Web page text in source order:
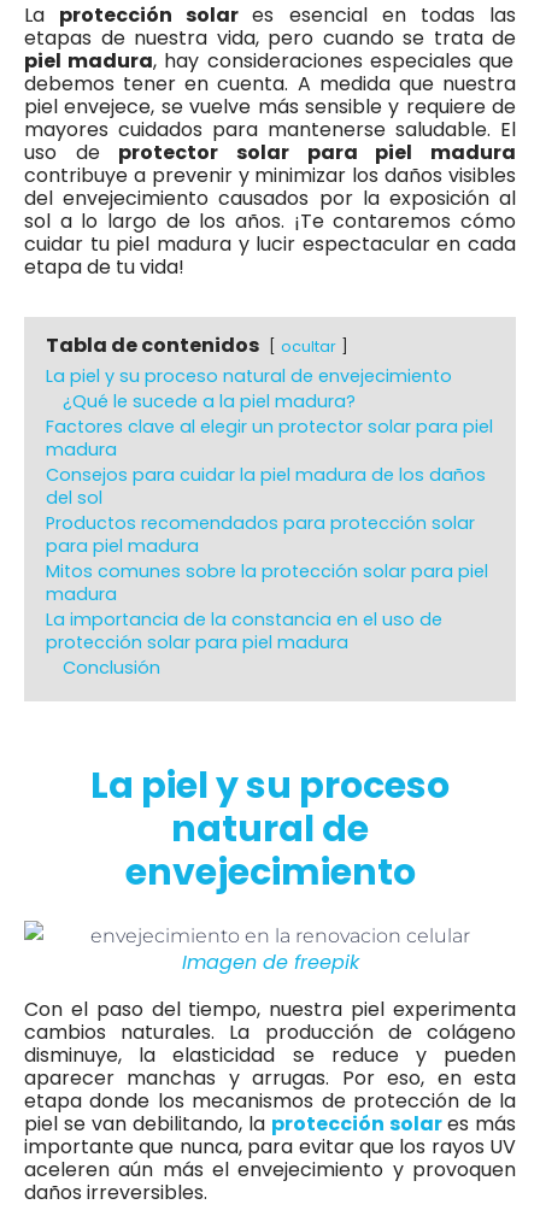
La protección solares esencial en todas las
etapas de nuestra vida, pero cuando se trata de
piel madura, hay consideraciones especiales que
debemos tener en cuenta. A medida que nuestra
piel envejece, se vuelve más sensible y requiere de
mayores cuidados para mantenerse saludable. El
uso de protector solar para piel madura
contribuye a prevenir y minimizar los daños visibles
del envejecimiento causados por la exposición al
sol a lo largo de los años. ¡Te contaremos cómo
cuidar tu piel madura y lucir espectacular en cada
etapa de tu vida!
Tabla de contenidos ocultar
La piel y su proceso natural de envejecimiento
¿Qué le sucede a la piel madura?
Factores clave al elegir un protector solar para piel
madura
Consejos para cuidar la piel madura de los daños
del sol
Productos recomendados para protección solar
para piel madura
Mitos comunes sobre la protección solar para piel
madura
La importancia de la constancia en el uso de
protección solar para piel madura
Conclusión
La piel y su proceso
natural de
envejecimiento
Imagen de freepik
Con el paso del tiempo, nuestra piel experimenta
cambios naturales. La producción de colágeno
disminuye, la elasticidad se reduce y pueden
aparecer manchas y arrugas. Por eso, en esta
etapa donde los mecanismos de protección de la
piel se van debilitando, la protección solares más
importante que nunca, para evitar que los rayos UV
aceleren aún más el envejecimiento y provoquen
daños irreversibles.